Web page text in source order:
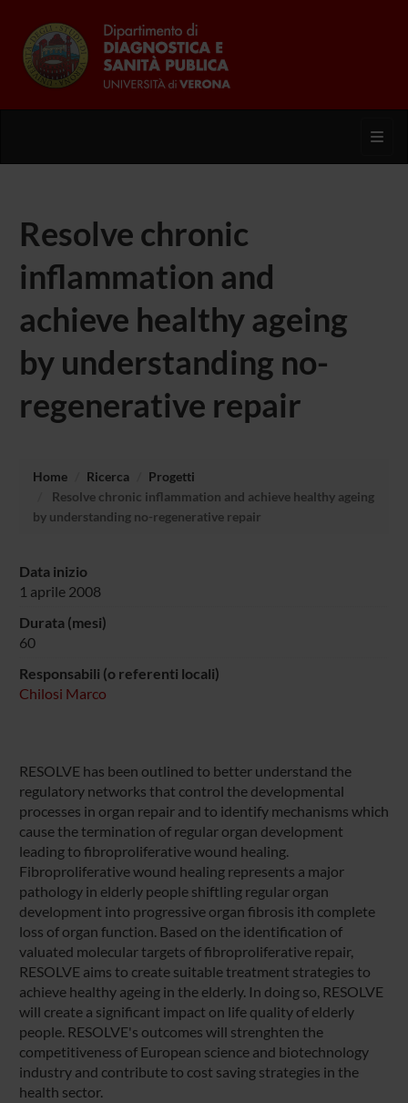
Resolve chronic
inflammation and
achieve healthy ageing
by understanding no-
regenerative repair
Home Ricerca
Progetti
Resolve chronic inflammation and achieve healthy ageing
by understanding no-regenerative repair
Data inizio
1 aprile 2008
Durata (mesi)
60
Responsabili (o referenti locali)
Chilosi Marco
RESOLVE has been outlined to better understand the
regulatory networks that control the developmental
processes in organ repair and to identify mechanisms which
cause the termination of regular organ development
leading to fibroproliferative wound healing.
Fibroproliferative wound healing represents a major
pathology in elderly people shiftling regular organ
development into progressive organ fibrosis ith complete
loss of organ function. Based on the identification of
valuated molecular targets of fibroproliferative repair,
RESOLVE aims to create suitable treatment strategies to
achieve healthy ageing in the elderly. In doing so, RESOLVE
will create a significant impact on life quality of elderly
people. RESOLVE's outcomes will strenghten the
competitiveness of European science and biotechnology
industry and contribute to cost saving strategies in the
health sector.